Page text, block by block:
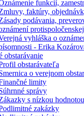
funkcií,
faktúry,
podávania,
vyhláška o
- Erika
obstarávanie
obstarávateľa
o verejnom
limity
správy
s nízkou hodnotou
zakázky